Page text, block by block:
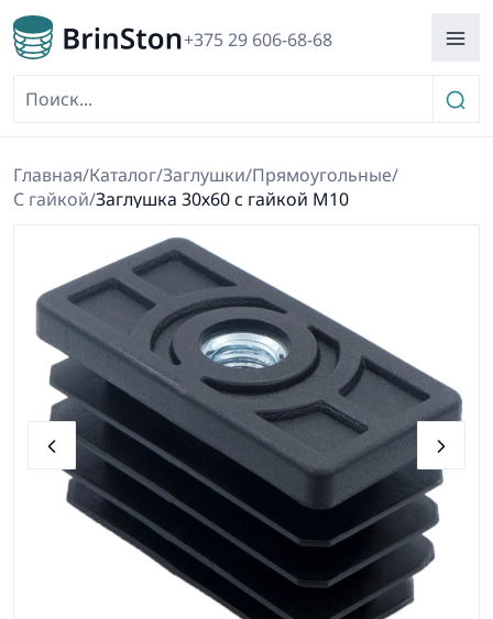
+375 29 606-68-68
Главная/Каталог/Заглушки/Прямоугольные/
С гайкой/Заглушка 30х60 с гайкой М10